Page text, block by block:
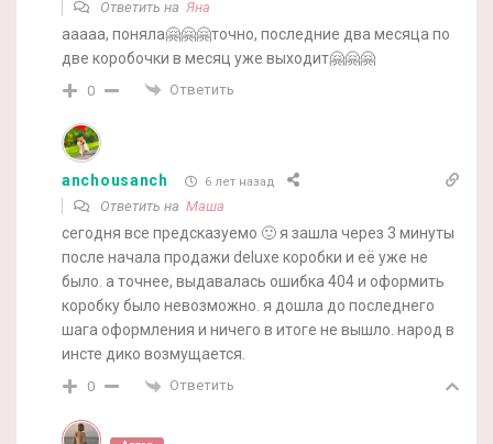
Ответить на Яна
ааааа, поняла🤗🤗🤗точно, последние два месяца по
две коробочки в месяц уже выходит🤗🤗🤗
0 Ответить
anchousanch 6 лет назад
Ответить на Маша
сегодня все предсказуемо 🙂 я зашла через 3 минуты
после начала продажи deluxe коробки и её уже не
было. а точнее, выдавалась ошибка 404 и оформить
коробку было невозможно. я дошла до последнего
шага оформления и ничего в итоге не вышло. народ в
инсте дико возмущается.
0 Ответить